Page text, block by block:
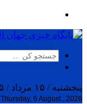
پنجشنبه / ۱۵ مرداد / ۱۴۰۵
Thursday, 6 August , 2026